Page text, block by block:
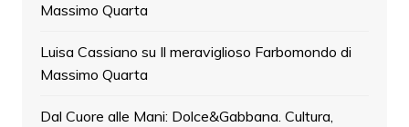
Massimo Quarta
Luisa Cassiano su Il meraviglioso Farbomondo di
Massimo Quarta
Dal Cuore alle Mani: Dolce&Gabbana. Cultura,